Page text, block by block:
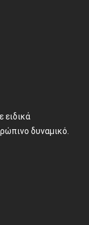
ειδικά
δυναμικό.